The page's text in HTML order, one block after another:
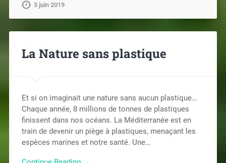
5 juin 2019
La Nature sans plastique
Et si on imaginait une nature sans aucun plastique…
Chaque année, 8 millions de tonnes de plastiques
finissent dans nos océans. La Méditerranée est en
train de devenir un piège à plastiques, menaçant les
espèces marines et notre santé. Une…